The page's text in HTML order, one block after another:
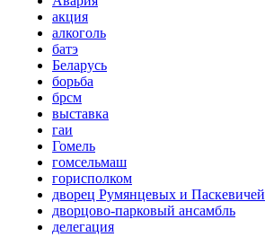
акция
алкоголь
батэ
Беларусь
борьба
брсм
выставка
гаи
Гомель
гомсельмаш
горисполком
дворец Румянцевых и Паскевичей
дворцово-парковый ансамбль
делегация